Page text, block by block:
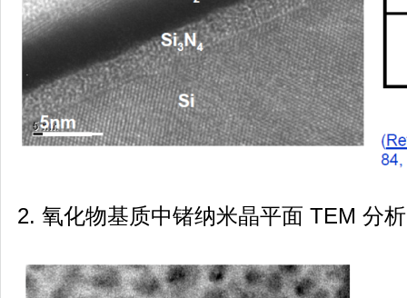
2. 氧化物基质中锗纳米晶平面 TEM 分析